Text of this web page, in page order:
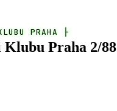
PRAHA ├
Praha 2/88